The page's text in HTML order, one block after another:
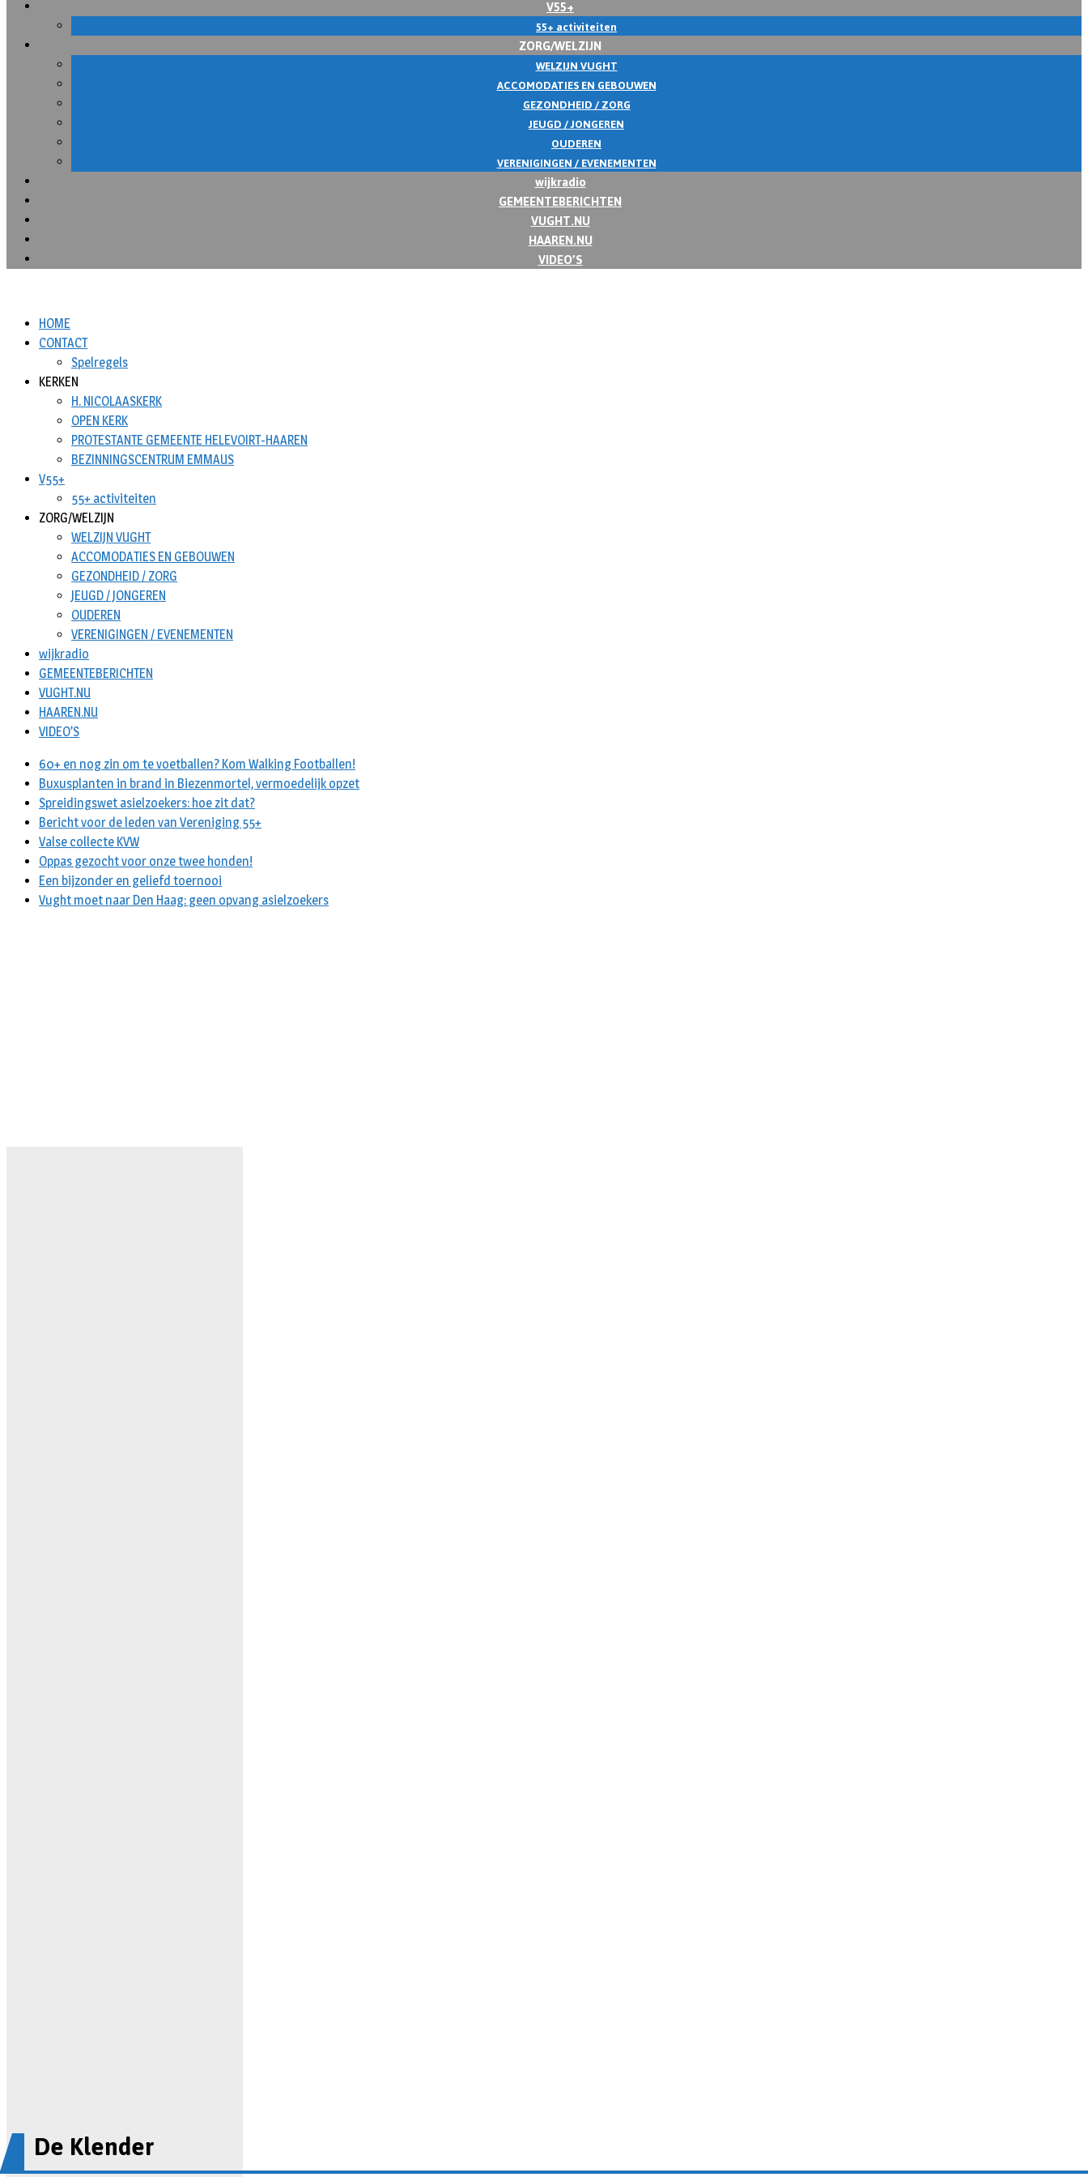
V55+
55+ activiteiten
ZORG/WELZIJN
WELZIJN VUGHT
ACCOMODATIES EN GEBOUWEN
GEZONDHEID / ZORG
JEUGD / JONGEREN
OUDEREN
VERENIGINGEN / EVENEMENTEN
wijkradio
GEMEENTEBERICHTEN
VUGHT.NU
HAAREN.NU
VIDEO’S
HOME
CONTACT
Spelregels
KERKEN
H. NICOLAASKERK
OPEN KERK
PROTESTANTE GEMEENTE HELEVOIRT-HAAREN
BEZINNINGSCENTRUM EMMAUS
V55+
55+ activiteiten
ZORG/WELZIJN
WELZIJN VUGHT
ACCOMODATIES EN GEBOUWEN
GEZONDHEID / ZORG
JEUGD / JONGEREN
OUDEREN
VERENIGINGEN / EVENEMENTEN
wijkradio
GEMEENTEBERICHTEN
VUGHT.NU
HAAREN.NU
VIDEO’S
60+ en nog zin om te voetballen? Kom Walking Footballen!
Buxusplanten in brand in Biezenmortel, vermoedelijk opzet
Spreidingswet asielzoekers: hoe zit dat?
Bericht voor de leden van Vereniging 55+
Valse collecte KVW
Oppas gezocht voor onze twee honden!
Een bijzonder en geliefd toernooi
Vught moet naar Den Haag: geen opvang asielzoekers
De Klender